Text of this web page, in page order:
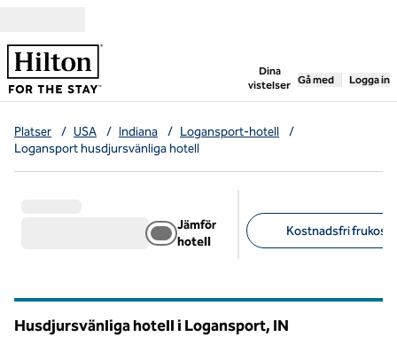
Dina
vistelser
,öppnar ny flik
Gå med Logga in
Platser / USA / Indiana / Logansport-hotell
/
Logansport husdjursvänliga hotell
Jämför
hotell
Kostnadsfri frukost
Husdjursvänliga hotell i Logansport, IN